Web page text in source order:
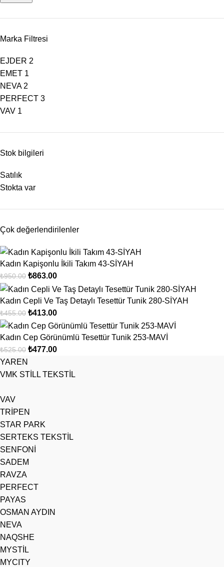
Marka Filtresi
EJDER 2
EMET 1
NEVA 2
PERFECT 3
VAV 1
Stok bilgileri
Satılık
Stokta var
Çok değerlendirilenler
Kadın Kapişonlu İkili Takım 43-SİYAH
₺950.00 ₺863.00
Kadın Cepli Ve Taş Detaylı Tesettür Tunik 280-SİYAH
₺455.00 ₺413.00
Kadın Cep Görünümlü Tesettür Tunik 253-MAVİ
₺525.00 ₺477.00
YAREN
VMK STİLL TEKSTİL
VAV
TRİPEN
STAR PARK
SERTEKS TEKSTİL
SENFONİ
SADEM
RAVZA
PERFECT
PAYAS
OSMAN AYDIN
NEVA
NAQSHE
MYSTİL
MYCITY